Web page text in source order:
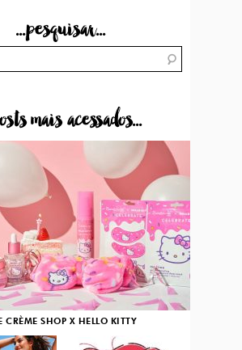
...pesquisar...
mais acessados...
CRÈME SHOP X HELLO KITTY